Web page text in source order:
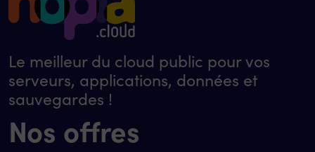
Le meilleur du cloud public pour vos
serveurs, applications, données et
sauvegardes !
Nos offres